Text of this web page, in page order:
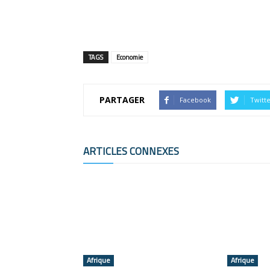
TAGS Economie
PARTAGER Facebook
ARTICLES CONNEXES
Afrique Afrique